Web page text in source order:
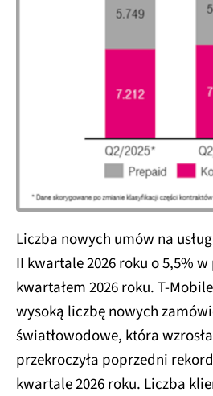
Liczba nowych umów na
II kwartale 2026 roku o 5,5%
kwartałem 2026 roku. T-
wysoką liczbę nowych
światłowodowe, która
przekroczyła poprzedni
kwartale 2026 roku. Liczba